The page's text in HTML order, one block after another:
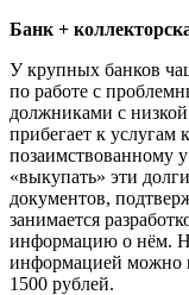
Банк +
У крупных банков
по работе с
должниками с
прибегает к услугам
позаимствованному
«выкупать» эти
документов,
занимается
информацию о нём.
информацией можно
1500 рублей.